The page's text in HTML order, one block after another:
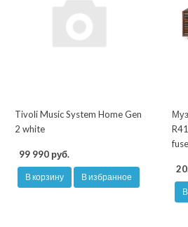
Tivoli Music System Home Gen
2 white
99 990 руб.
В корзину В избранное